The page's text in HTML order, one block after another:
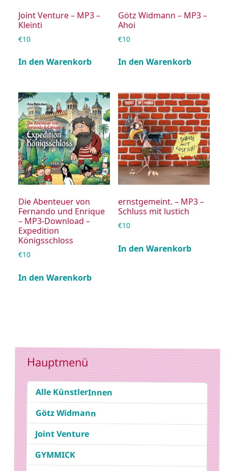
Hauptmenü
Alle KünstlerInnen
Götz Widmann
Joint Venture
GYMMICK
Joint Venture – MP3 –
Kleinti
€10
In den Warenkorb
Götz Widmann – MP3 –
Ahoi
€10
In den Warenkorb
Die Abenteuer von
Fernando und Enrique
– MP3-Download –
Expedition
Königsschloss
€10
In den Warenkorb
ernstgemeint. – MP3 –
Schluss mit lustich
€10
In den Warenkorb